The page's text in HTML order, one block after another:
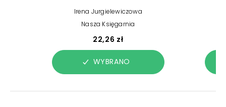
Irena Jurgielewiczowa
Nasza Księgarnia
22,26 zł
WYBRANO